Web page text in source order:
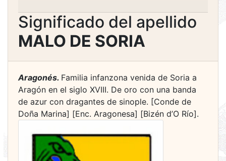
Significado del apellido
MALO DE SORIA
Aragonés. Familia infanzona venida de Soria a
Aragón en el siglo XVIII. De oro con una banda
de azur con dragantes de sinople. [Conde de
Doña Marina] [Enc. Aragonesa] [Bizén d’O Río].